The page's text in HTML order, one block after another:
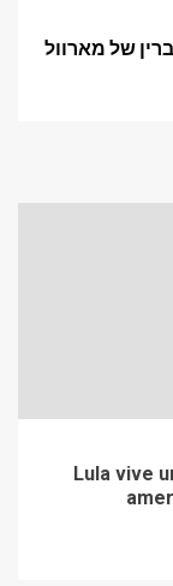
של מארוול
'Lula vive